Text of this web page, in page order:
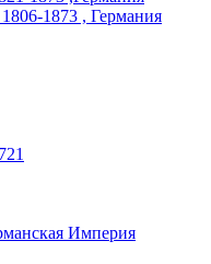
1873 , Германия
Империя